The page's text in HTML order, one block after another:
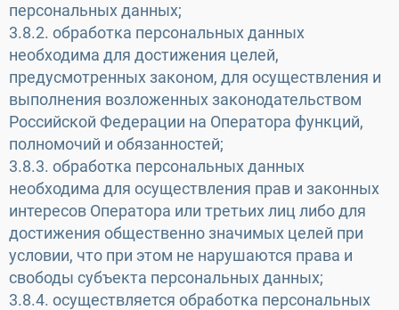
персональных данных;
3.8.2. обработка персональных данных
необходима для достижения целей,
предусмотренных законом, для осуществления и
выполнения возложенных законодательством
Российской Федерации на Оператора функций,
полномочий и обязанностей;
3.8.3. обработка персональных данных
необходима для осуществления прав и законных
интересов Оператора или третьих лиц либо для
достижения общественно значимых целей при
условии, что при этом не нарушаются права и
свободы субъекта персональных данных;
3.8.4. осуществляется обработка персональных